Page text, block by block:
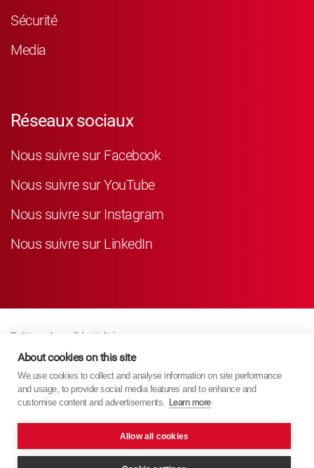
Sécurité
Media
Réseaux sociaux
Nous suivre sur Facebook
Nous suivre sur YouTube
Nous suivre sur Instagram
Nous suivre sur LinkedIn
Politique de confidentialité
Business Partner Privacy
Politique De Cookies
Modern Slavery Act Policy
About cookies on this site
We use cookies to collect and analyse information on site performance
and usage, to provide social media features and to enhance and
customise content and advertisements. Learn more
Allow all cookies